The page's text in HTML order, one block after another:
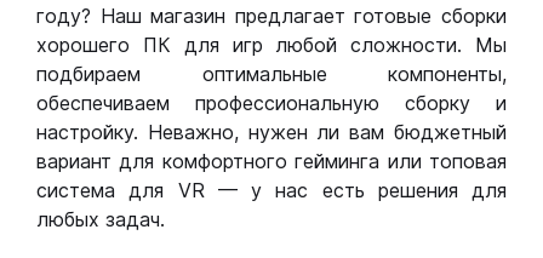
году? Наш магазин предлагает готовые сборки
хорошего ПК для игр любой сложности. Мы
подбираем оптимальные компоненты,
обеспечиваем профессиональную сборку и
настройку. Неважно, нужен ли вам бюджетный
вариант для комфортного гейминга или топовая
система для VR — у нас есть решения для
любых задач.